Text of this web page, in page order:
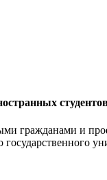
гражданами и